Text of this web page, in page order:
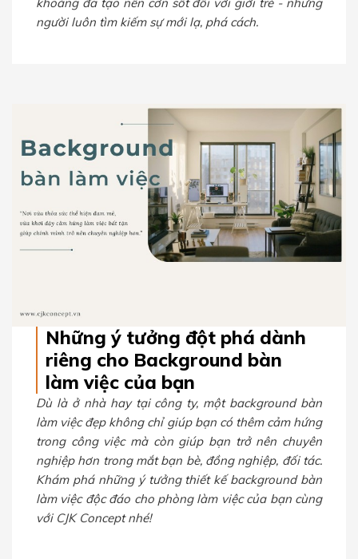
người luôn tìm kiếm sự mới lạ, phá cách.
Những ý tưởng đột phá dành
riêng cho Background bàn
làm việc của bạn
Dù là ở nhà hay tại công ty, một background bàn
làm việc đẹp không chỉ giúp bạn có thêm cảm hứng
trong công việc mà còn giúp bạn trở nên chuyên
nghiệp hơn trong mắt bạn bè, đồng nghiệp, đối tác.
Khám phá những ý tưởng thiết kế background bàn
làm việc độc đáo cho phòng làm việc của bạn cùng
với CJK Concept nhé!